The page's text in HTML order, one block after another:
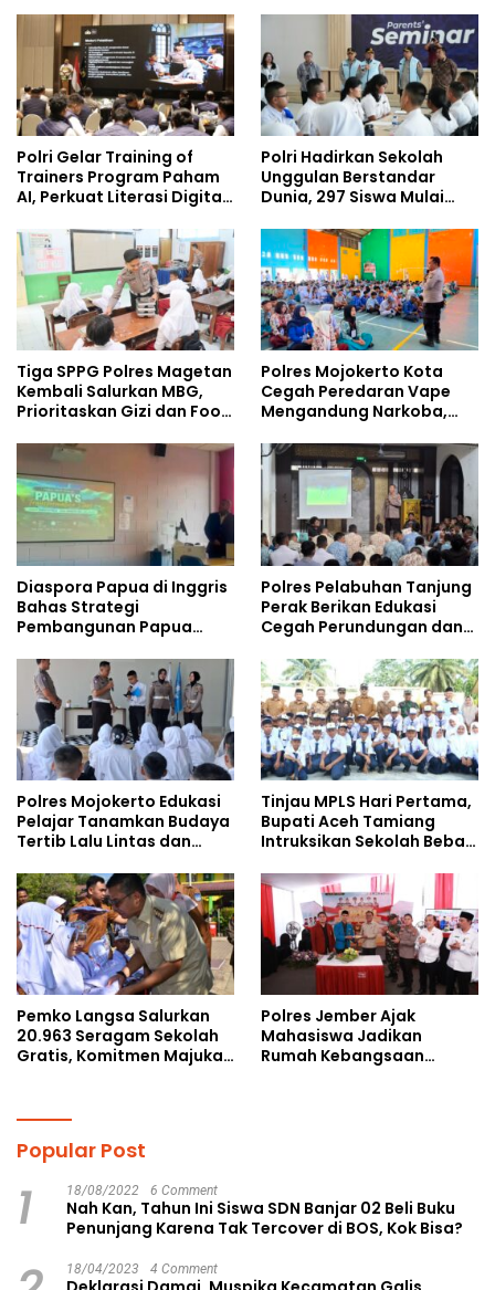
Policing Masuki Babak
Polri Gelar Training of
Trainers Program Paham
AI, Perkuat Literasi Digital
Polri Hadirkan Sekolah
Unggulan Berstandar
Dunia, 297 Siswa Mulai
Tiga SPPG Polres Magetan
Kembali Salurkan MBG,
Prioritaskan Gizi dan Food
Polres Mojokerto Kota
Cegah Peredaran Vape
Mengandung Narkoba,
Kalangan Remaja
Diaspora Papua di Inggris
Bahas Strategi
Pembangunan Papua
Doktoral Internasional
Polres Pelabuhan Tanjung
Perak Berikan Edukasi
Cegah Perundungan dan
kepada Pelajar MPLS
Polres Mojokerto Edukasi
Pelajar Tanamkan Budaya
Tertib Lalu Lintas dan
Tinjau MPLS Hari Pertama,
Bupati Aceh Tamiang
Intruksikan Sekolah Bebas
Pemko Langsa Salurkan
20.963 Seragam Sekolah
Gratis, Komitmen Majukan
Polres Jember Ajak
Mahasiswa Jadikan
Rumah Kebangsaan
Popular Post
1 18/08/2022 6 Comment
Nah Kan, Tahun Ini Siswa SDN Banjar 02 Beli Buku
Penunjang Karena Tak Tercover di BOS, Kok Bisa?
18/04/2023 4 Comment